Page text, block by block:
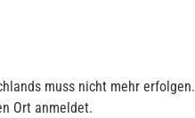
muss nicht mehr erfolgen.
Ort anmeldet.